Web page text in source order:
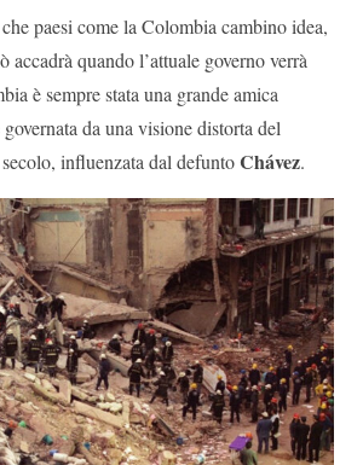
paesi come la Colombia cambino idea,
accadrà quando l’attuale governo verrà
è sempre stata una grande amica
da una visione distorta del
influenzata dal defuntoChávez.